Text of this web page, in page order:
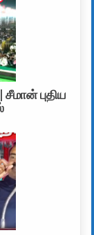
புதிய